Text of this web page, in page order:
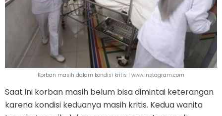
Korban masih dalam kondisi kritis | www.instagram.com
Saat ini korban masih belum bisa dimintai keterangan
karena kondisi keduanya masih kritis. Kedua wanita